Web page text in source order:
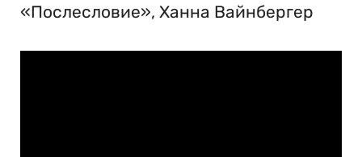
«Послесловие», Ханна Вайнбергер